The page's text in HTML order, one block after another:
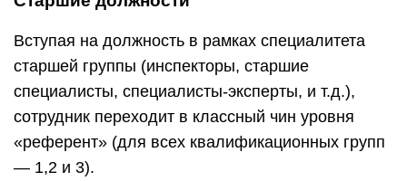
Вступая на должность в рамках специалитета
старшей группы (инспекторы, старшие
специалисты, специалисты-эксперты, и т.д.),
сотрудник переходит в классный чин уровня
«референт» (для всех квалификационных групп
— 1,2 и 3).